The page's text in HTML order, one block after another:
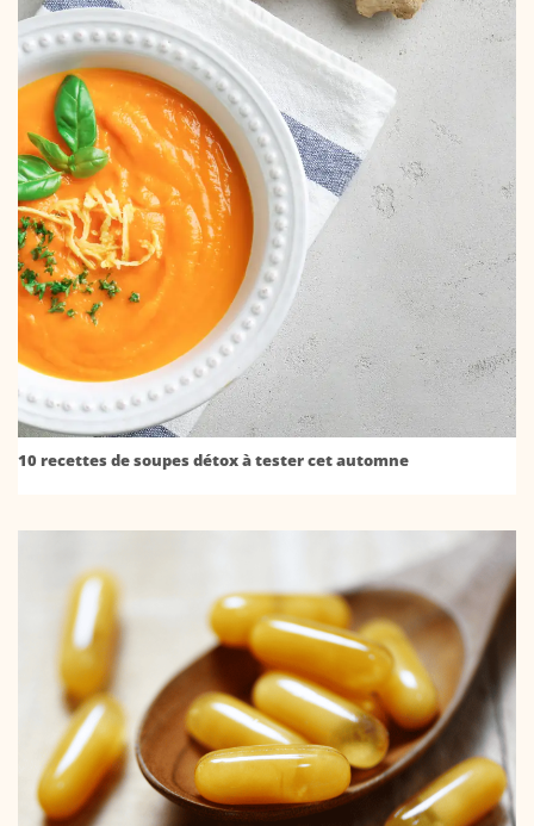
10 recettes de soupes détox à tester cet automne